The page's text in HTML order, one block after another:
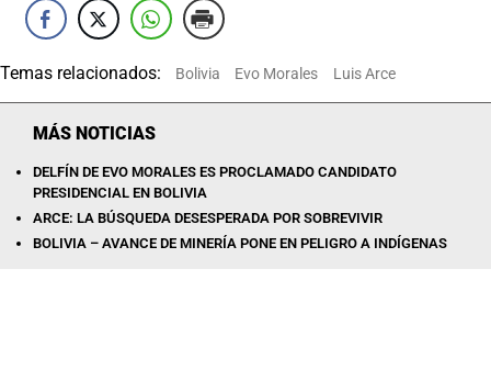
Temas relacionados: Bolivia Evo Morales Luis Arce
MÁS NOTICIAS
DELFÍN DE EVO MORALES ES PROCLAMADO CANDIDATO
PRESIDENCIAL EN BOLIVIA
ARCE: LA BÚSQUEDA DESESPERADA POR SOBREVIVIR
BOLIVIA – AVANCE DE MINERÍA PONE EN PELIGRO A INDÍGENAS